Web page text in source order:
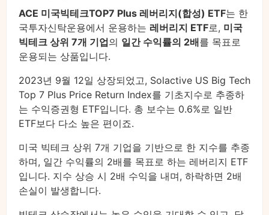
ACE 미국빅테크TOP7 Plus 레버리지(합성) ETF는 한
국투자신탁운용에서 운용하는 레버리지 ETF로, 미국
빅테크 상위 7개 기업의 일간 수익률의 2배를 목표로
운용되는 상품입니다.
2023년 9월 12일 상장되었고, Solactive US Big Tech
Top 7 Plus Price Return Index를 기초지수로 추종하
는 수익증권형 ETF입니다. 총 보수는 0.6%로 일반
ETF보다 다소 높은 편이죠.
미국 빅테크 상위 7개 기업을 기반으로 한 지수를 추종
하며, 일간 수익률의 2배를 목표로 하는 레버리지 ETF
입니다. 지수 상승 시 2배 수익을 내며, 하락하면 2배
손실이 발생합니다.